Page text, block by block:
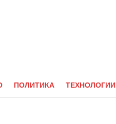
ПОЛИТИКА ТЕХНОЛОГИИ